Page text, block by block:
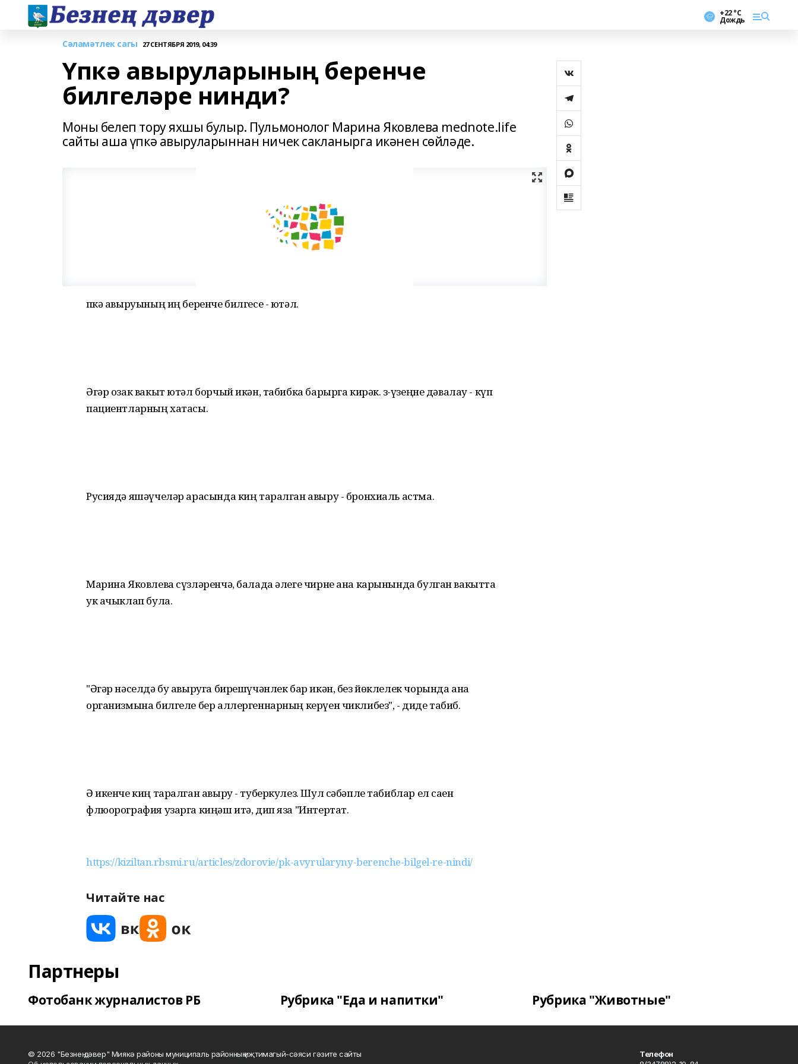
+22 °С
Дождь
Сәламәтлек сагы 27 СЕНТЯБРЯ 2019, 04:39
Үпкә авыруларының беренче
билгеләре нинди?
Моны белеп тору яхшы булыр. Пульмонолог Марина Яковлева mednote.life
сайты аша үпкә авыруларыннан ничек сакланырга икәнен сөйләде.
Үпкә авыруының иң беренче билгесе - ютәл.
Әгәр озак вакыт ютәл борчый икән, табибка барырга кирәк. Үз-үзеңне дәвалау - күп
пациентларның хатасы.
Русиядә яшәүчеләр арасында киң таралган авыру - бронхиаль астма.
Марина Яковлева сүзләренчә, балада әлеге чирне ана карынында булган вакытта
ук ачыклап була.
"Әгәр нәселдә бу авыруга бирешүчәнлек бар икән, без йөклелек чорында ана
организмына билгеле бер аллергеннарның керүен чиклибез", - диде табиб.
Ә икенче киң таралган авыру - туберкулез. Шул сәбәпле табиблар ел саен
флюорография узарга киңәш итә, дип яза "Интертат.
https://kiziltan.rbsmi.ru/articles/zdorovie/pk-avyrularyny-berenche-bilgel-re-nindi/
Читайте нас
Партнеры
Фотобанк журналистов РБ Рубрика "Еда и напитки" Рубрика "Животные"
© 2026 "Безнең дәвер" Миякә районы муниципаль районның иҗтимагый-сәяси гәзите сайты
Телефон